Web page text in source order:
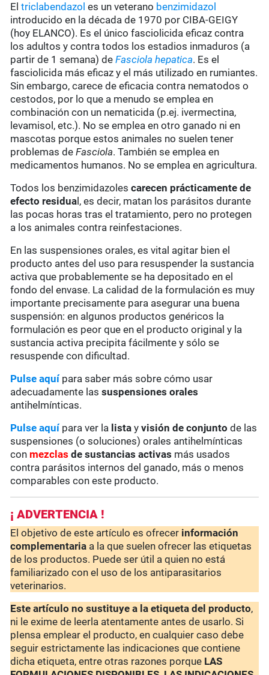
Eltriclabendazol es un veterano benzimidazol
introducido en la década de 1970 por CIBA-GEIGY
(hoy ELANCO). Es el único fasciolicida eficaz contra
los adultos y contra todos los estadios inmaduros (a
partir de 1 semana) deFasciola hepatica. Es el
fasciolicida más eficaz y el más utilizado en rumiantes.
Sin embargo, carece de eficacia contra nematodos o
cestodos, por lo que a menudo se emplea en
combinación con un nematicida (p.ej. ivermectina,
levamisol, etc.). No se emplea en otro ganado ni en
mascotas porque estos animales no suelen tener
problemas deFasciola. También se emplea en
medicamentos humanos. No se emplea en agricultura.
Todos los benzimidazolescarecen prácticamente de
efecto residua l, es decir, matan los parásitos durante
las pocas horas tras el tratamiento, pero no protegen
a los animales contra reinfestaciones.
En las suspensiones orales, es vital agitar bien el
producto antes del uso para resuspender la sustancia
activa que probablemente se ha depositado en el
fondo del envase. La calidad de la formulación es muy
importante precisamente para asegurar una buena
suspensión: en algunos productos genéricos la
formulación es peor que en el producto original y la
sustancia activa precipita fácilmente y sólo se
resuspende con dificultad.
Pulse aquí para saber más sobre cómo usar
adecuadamente lassuspensiones orales
antihelmínticas.
Pulse aquípara ver la lista yvisión de conjunto de las
suspensiones (o soluciones) orales antihelmínticas
con mezclas de sustancias activas más usados
contra parásitos internos del ganado, más o menos
comparables con este producto.
¡ ADVERTENCIA !
El objetivo de este artículo es ofrecer información
complementaria a la que suelen ofrecer las etiquetas
de los productos. Puede ser útil a quien no está
familiarizado con el uso de los antiparasitarios
veterinarios.
Este artículo no sustituye a la etiqueta del producto,
ni le exime de leerla atentamente antes de usarlo. Si
pIensa emplear el producto, en cualquier caso debe
seguir estrictamente las indicaciones que contiene
dicha etiqueta, entre otras razones porque LAS